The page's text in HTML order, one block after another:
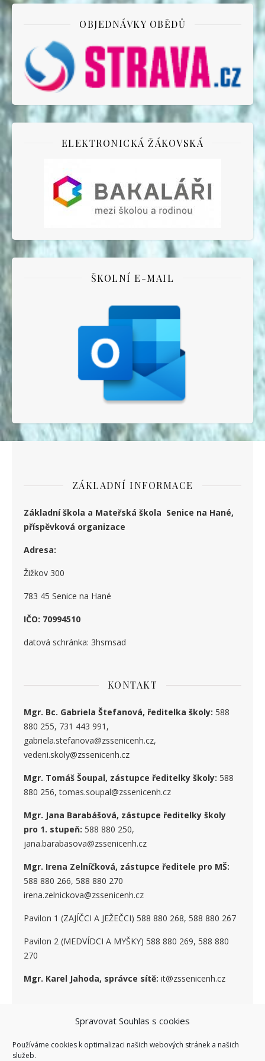
Spravovat Souhlas s cookies
Používáme cookies k optimalizaci našich webových stránek a našich
služeb.
OBJEDNÁVKY OBĚDŮ
ELEKTRONICKÁ ŽÁKOVSKÁ
ŠKOLNÍ E-MAIL
ZÁKLADNÍ INFORMACE
Základní škola a Mateřská škola Senice na Hané,
příspěvková organizace
Adresa:
Žižkov 300
783 45 Senice na Hané
IČO: 70994510
datová schránka: 3hsmsad
KONTAKT
Mgr. Bc. Gabriela Štefanová, ředitelka školy: 588
880 255, 731 443 991,
gabriela.stefanova@zssenicenh.cz,
vedeni.skoly@zssenicenh.cz
Mgr. Tomáš Šoupal, zástupce ředitelky školy: 588
880 256, tomas.soupal@zssenicenh.cz
Mgr. Jana Barabášová, zástupce ředitelky školy
pro 1. stupeň: 588 880 250,
jana.barabasova@zssenicenh.cz
Mgr. Irena Zelníčková, zástupce ředitele pro MŠ:
588 880 266, 588 880 270
irena.zelnickova@zssenicenh.cz
Pavilon 1 (ZAJÍČCI A JEŽEČCI) 588 880 268, 588 880 267
Pavilon 2 (MEDVÍDCI A MYŠKY) 588 880 269, 588 880
270
Mgr. Karel Jahoda, správce sítě: it@zssenicenh.cz
SOCIÁLNÍ SÍTĚ